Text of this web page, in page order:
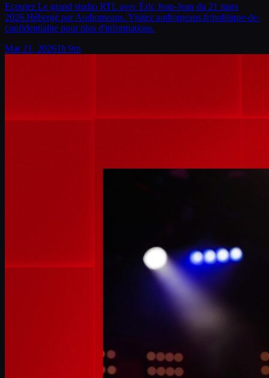
Ecoutez Le grand studio RTL avec Éric Jean-Jean du 21 mars
2026.Hébergé par Audiomeans. Visitez audiomeans.fr/politique-de-
confidentialite pour plus d'informations.
Mar 21, 20261h 9m